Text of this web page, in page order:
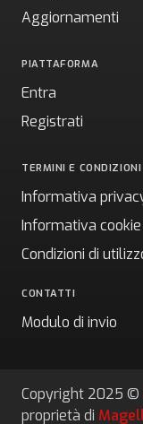
Aggiornamenti
PIATTAFORMA
Entra
Registrati
TERMINI E CONDIZIONI
Informativa
Informativa cookie
Condizioni di
CONTATTI
Modulo di invio
Copyright 2025 ©
proprietà di